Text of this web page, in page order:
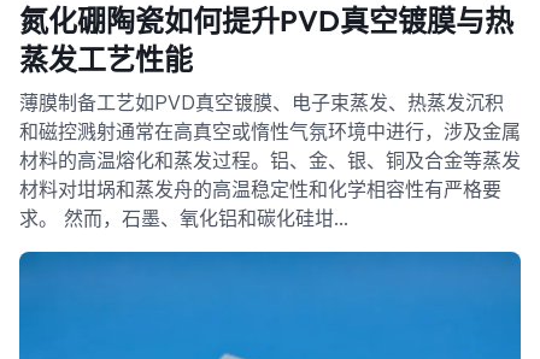
氮化硼陶瓷如何提升PVD真空镀膜与热
蒸发工艺性能
薄膜制备工艺如PVD真空镀膜、电子束蒸发、热蒸发沉积
和磁控溅射通常在高真空或惰性气氛环境中进行，涉及金属
材料的高温熔化和蒸发过程。铝、金、银、铜及合金等蒸发
材料对坩埚和蒸发舟的高温稳定性和化学相容性有严格要
求。 然而，石墨、氧化铝和碳化硅坩…